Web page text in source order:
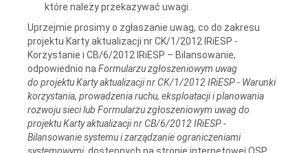
które należy przekazywać uwagi.
Uprzejmie prosimy o zgłaszanie uwag, co do zakresu
projektu Karty aktualizacji nr CK/1/2012 IRiESP -
Korzystanie i CB/6/2012 IRiESP – Bilansowanie,
odpowiednio na Formularzu zgłoszeniowym uwag
do projektu Karty aktualizacji nr CK/1/2012 IRiESP - Warunki
korzystania, prowadzenia ruchu, eksploatacji i planowania
rozwoju sieci lub Formularzu zgłoszeniowym uwag do
projektu Karty aktualizacji nr CB/6/2012 IRiESP -
Bilansowanie systemu i zarządzanie ograniczeniami
systemowymi, dostępnych na stronie internetowej OSP